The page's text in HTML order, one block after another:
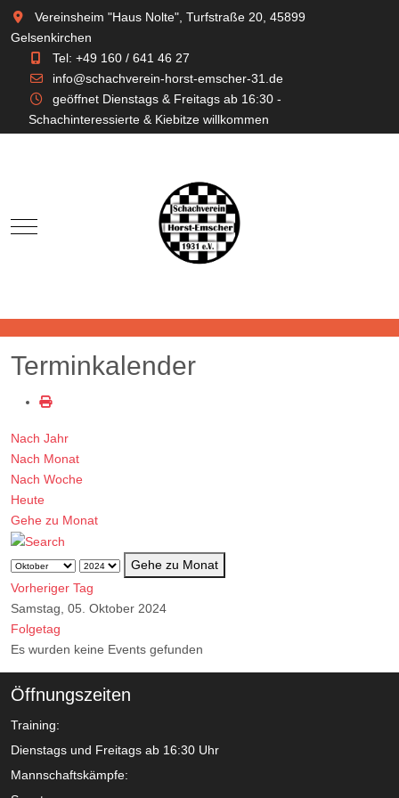
Vereinsheim "Haus Nolte", Turfstraße 20, 45899
Gelsenkirchen
Tel: +49 160 / 641 46 27
info@schachverein-horst-emscher-31.de
geöffnet Dienstags & Freitags ab 16:30 -
Schachinteressierte & Kiebitze willkommen
Mobile Menu Toggle
Terminkalender
Nach Jahr
Nach Monat
Nach Woche
Heute
Gehe zu Monat
Gehe zu Monat
Vorheriger Tag
Samstag, 05. Oktober 2024
Folgetag
Es wurden keine Events gefunden
Öffnungszeiten
Training:
Dienstags und Freitags ab 16:30 Uhr
Mannschaftskämpfe: